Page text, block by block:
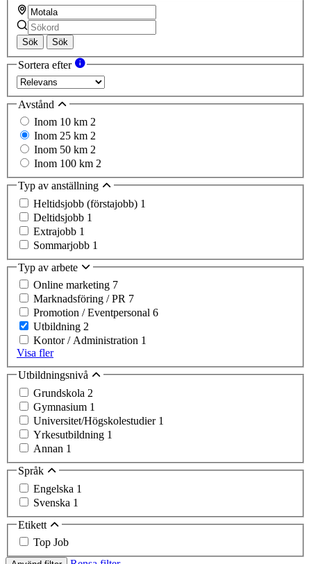
Sök Sök
Sortera efter
Avstånd
Inom 10 km 2
Inom 25 km 2
Inom 50 km 2
Inom 100 km 2
Typ av anställning
Heltidsjobb (förstajobb) 1
Deltidsjobb 1
Extrajobb 1
Sommarjobb 1
Typ av arbete
Online marketing 7
Marknadsföring / PR 7
Promotion / Eventpersonal 6
Utbildning 2
Kontor / Administration 1
Visa fler
Utbildningsnivå
Grundskola 2
Gymnasium 1
Universitet/Högskolestudier 1
Yrkesutbildning 1
Annan 1
Språk
Engelska 1
Svenska 1
Etikett
Top Job